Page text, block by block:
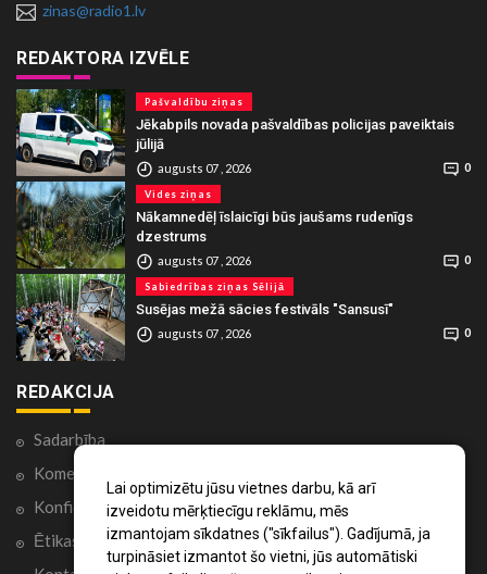
Lai optimizētu jūsu vietnes darbu, kā arī
izveidotu mērķtiecīgu reklāmu, mēs
izmantojam sīkdatnes ("sīkfailus"). Gadījumā, ja
turpināsiet izmantot šo vietni, jūs automātiski
zinas@radio1.lv
REDAKTORA IZVĒLE
Pašvaldību ziņas
Jēkabpils novada pašvaldības policijas paveiktais
jūlijā
augusts 07 , 2026 0
Vides ziņas
Nākamnedēļ īslaicīgi būs jaušams rudenīgs
dzestrums
augusts 07 , 2026 0
Sabiedrības ziņas Sēlijā
Susējas mežā sācies festivāls "Sansusī"
augusts 07 , 2026 0
REDAKCIJA
Sadarbība
Komentāri portālā
Konfidencialitātes politika
Ētikas kodekss